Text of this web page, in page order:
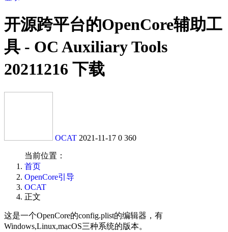
开源跨平台的OpenCore辅助工
具 - OC Auxiliary Tools
20211216 下载
OCAT 2021-11-17 0 360
当前位置：
首页
OpenCore引导
OCAT
正文
这是一个OpenCore的config.plist的编辑器，有
Windows,Linux,macOS三种系统的版本。